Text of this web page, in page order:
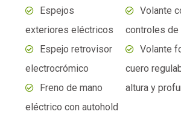
Freno de mano
eléctrico con autohold
altura y